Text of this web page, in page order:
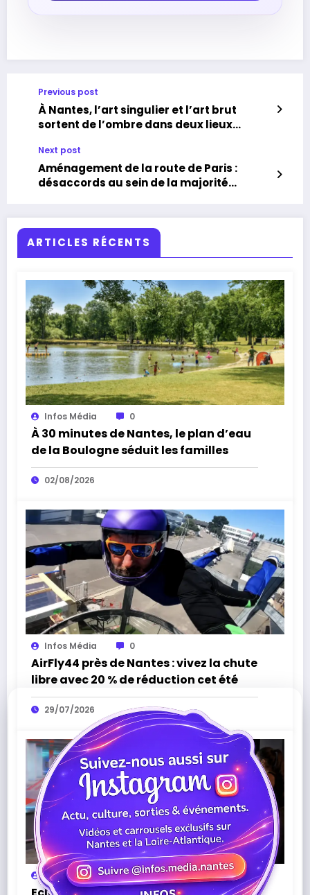
Previous post
À Nantes, l’art singulier et l’art brut
sortent de l’ombre dans deux lieux
Next post
Aménagement de la route de Paris :
désaccords au sein de la majorité
ARTICLES RÉCENTS
Infos Média 0
À 30 minutes de Nantes, le plan d’eau
de la Boulogne séduit les familles
02/08/2026
Infos Média 0
AirFly44 près de Nantes : vivez la chute
libre avec 20 % de réduction cet été
29/07/2026
Infos Média 0